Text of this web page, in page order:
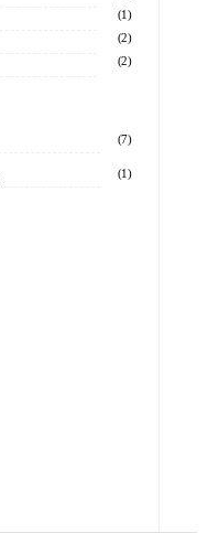
(1 )
(2)
(2)
(7)
(1 )